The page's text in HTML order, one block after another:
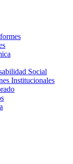
Social
Institucionales